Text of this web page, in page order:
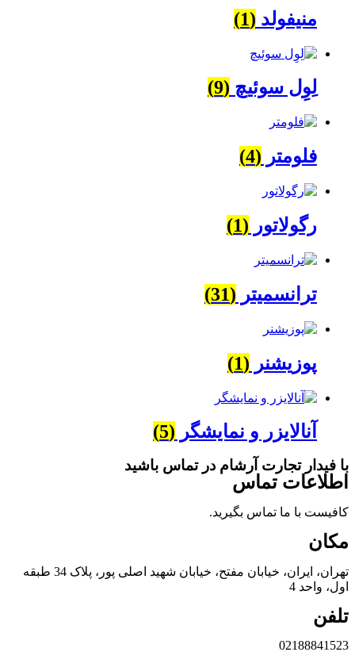
منیفولد (1)
لِوِل سوئیچ (9)
فلومتر (4)
رگولاتور (1)
ترانسمیتر (31)
پوزیشنر (1)
آنالایزر و نمایشگر (5)
با فیدار تجارت آرشام در تماس باشید
اطلاعات تماس
کافیست با ما تماس بگیرید.
مکان
تهران، ایران، خیابان مفتح، خیابان شهید اصلی پور، پلاک 34 طبقه
اول، واحد 4
تلفن
02188841523